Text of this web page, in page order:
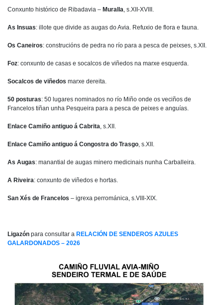
Conxunto histórico de Ribadavia – Muralla , s.XII-XVIII.
As Insuas: illote que divide as augas do Avia. Refuxio de flora e fauna.
Os Caneiros: construcións de pedra no río para a pesca de peixses, s.XII.
Foz: conxunto de casas e socalcos de viñedos na marxe esquerda.
Socalcos de viñedos marxe dereita.
50 posturas: 50 lugares nominados no río Miño onde os veciños de
Francelos tiñan unha Pesqueira para a pesca de peixes e anguías.
Enlace Camiño antiguo á Cabrita , s.XII.
Enlace Camiño antiguo á Congostra do Trasgo , s.XII.
As Augas: manantial de augas minero medicinais nunha Carballeira.
A Riveira: conxunto de viñedos e hortas.
San Xés de Francelos – igrexa perrománica, s.VIII-XIX.
Ligazón para consultar a RELACIÓN DE SENDEROS AZULES
GALARDONADOS – 2026